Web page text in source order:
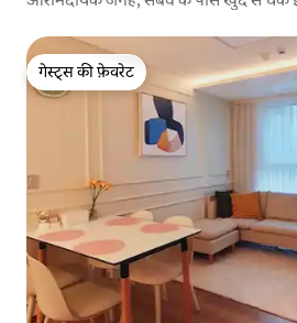
गेस्ट्स की फ़ेवरेट
गेस्ट्स की फ़ेवरेट